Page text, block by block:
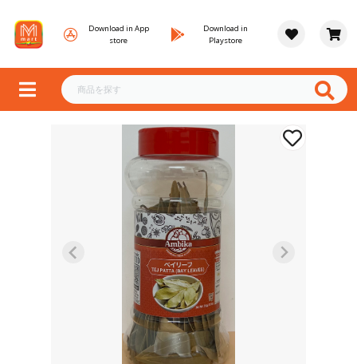
Download in App
store
Download in
Playstore